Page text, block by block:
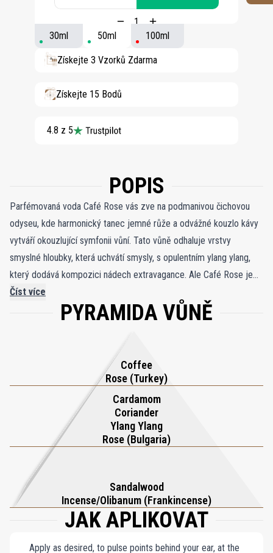
30ml 50ml 100ml
Získejte 3 Vzorků Zdarma
Získejte 15 Bodů
4.8 z 5
POPIS
Parfémovaná voda Café Rose vás zve na podmanivou čichovou
odyseu, kde harmonický tanec jemné růže a odvážné kouzlo kávy
vytváří okouzlující symfonii vůní. Tato vůně odhaluje vrstvy
smyslné hloubky, která uchvátí smysly, s opulentním ylang ylang,
který dodává kompozici nádech extravagance. Ale Café Rose je
víc než pouhá vůně; je to smyslové dobrodružství. Směs koriandru,
pačuli a kardamomu naplňuje vůni kořenitým teplem a zahrnuje
labyrintem kompozice tohoto parfému, ocitnete se ponořeni do
světa, kde rafinovanost turecké růže, elegance bulharské růže a
esence kávy sestupují do skrytých říší temnějších potěšení. Láhev
Café Rose, uzavřená v poloprůhledné narůžovělé nádobě
korunované fialovým bronzovým uzávěrem a plaketou, odráží
vnitřní bohatství. Tato vůně je důkazem mistrovství Toma Forda v
parfumerii, kde se říše růží a kávy sbíhají a vytvářejí
nezapomenutelný smyslový zážitek. Vábí neodolatelnou
přitažlivostí a vezme vás na čichovou cestu, která uchvátí vaše
smysly a nechá vás očarovat svou složitou směsí vůní a elegancí
její prezentace. Parfémovaná voda Café Rose je symfonií vůní,
která ztělesňuje umění parfumerie v celé své kráse.
Číst více
PYRAMIDA VŮNĚ
Coffee
Rose (Turkey)
Cardamom
Coriander
Ylang Ylang
Rose (Bulgaria)
Sandalwood
Incense/Olibanum (Frankincense)
JAK APLIKOVAT
Apply as desired, to pulse points behind your ear, at the